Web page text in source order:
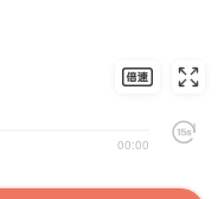
00:00